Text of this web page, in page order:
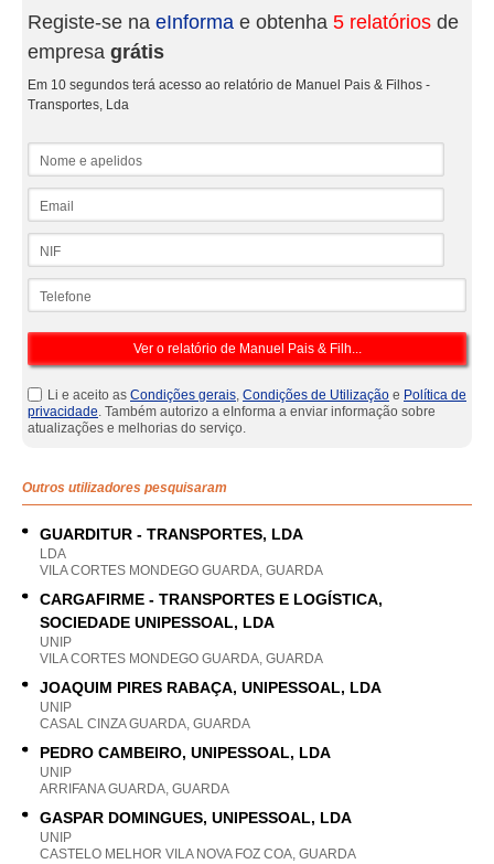
Registe-se na eInforma e obtenha 5 relatórios de
empresa grátis
Em 10 segundos terá acesso ao relatório de Manuel Pais & Filhos -
Transportes, Lda
Li e aceito as Condições gerais, Condições de Utilização e Política de
privacidade. Também autorizo a eInforma a enviar informação sobre
atualizações e melhorias do serviço.
Outros utilizadores pesquisaram
GUARDITUR - TRANSPORTES, LDA
LDA
VILA CORTES MONDEGO GUARDA, GUARDA
CARGAFIRME - TRANSPORTES E LOGÍSTICA,
SOCIEDADE UNIPESSOAL, LDA
UNIP
VILA CORTES MONDEGO GUARDA, GUARDA
JOAQUIM PIRES RABAÇA, UNIPESSOAL, LDA
UNIP
CASAL CINZA GUARDA, GUARDA
PEDRO CAMBEIRO, UNIPESSOAL, LDA
UNIP
ARRIFANA GUARDA, GUARDA
GASPAR DOMINGUES, UNIPESSOAL, LDA
UNIP
CASTELO MELHOR VILA NOVA FOZ COA, GUARDA